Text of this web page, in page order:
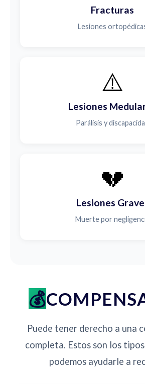
Fracturas
Lesiones
⚠️
Lesiones
Parálisis y
💔
Lesiones
Muerte por
Puede tener derecho a una
completa. Estos son los
podemos ayudarle a